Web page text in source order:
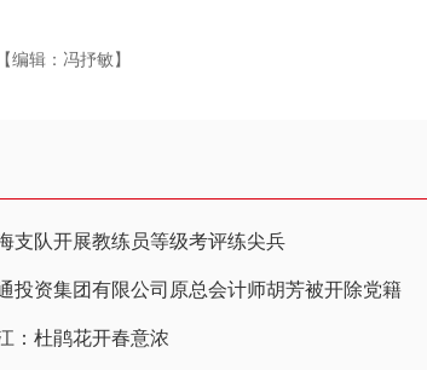
【编辑：冯抒敏】
支队开展教练员等级考评练尖兵
投资集团有限公司原总会计师胡芳被开除党籍
：杜鹃花开春意浓